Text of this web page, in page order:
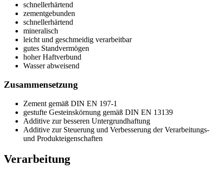
schnellerhärtend
zementgebunden
schnellerhärtend
mineralisch
leicht und geschmeidig verarbeitbar
gutes Standvermögen
hoher Haftverbund
Wasser abweisend
Zusammensetzung
Zement gemäß DIN EN 197-1
gestufte Gesteinskörnung gemäß DIN EN 13139
Additive zur besseren Untergrundhaftung
Additive zur Steuerung und Verbesserung der Verarbeitungs-
und Produkteigenschaften
Verarbeitung